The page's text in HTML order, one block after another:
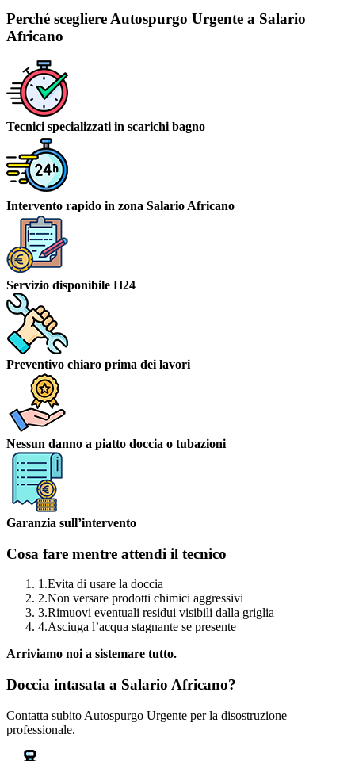
Perché scegliere Autospurgo Urgente a Salario
Africano
Tecnici specializzati in scarichi bagno
Intervento rapido in zona Salario Africano
Servizio disponibile H24
Preventivo chiaro prima dei lavori
Nessun danno a piatto doccia o tubazioni
Garanzia sull’intervento
Cosa fare mentre attendi il tecnico
1.Evita di usare la doccia
2.Non versare prodotti chimici aggressivi
3.Rimuovi eventuali residui visibili dalla griglia
4.Asciuga l’acqua stagnante se presente
Arriviamo noi a sistemare tutto.
Doccia intasata a Salario Africano?
Contatta subito Autospurgo Urgente per la disostruzione
professionale.